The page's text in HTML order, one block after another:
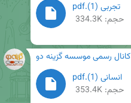
تجربی (1).pdf
حجم: 334.3K
کانال رسمی موسسه گزینه دو
انسانی (1).pdf
حجم: 353.4K